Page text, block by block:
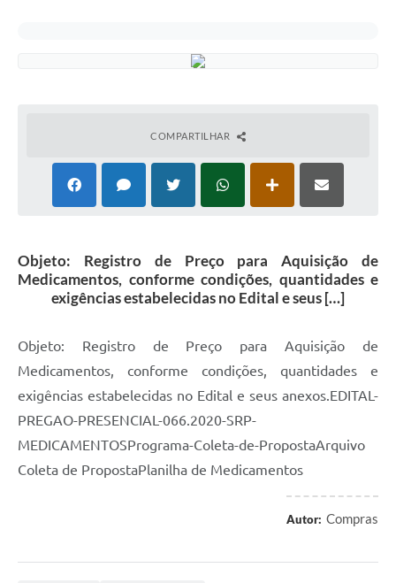
COMPARTILHAR
Objeto: Registro de Preço para Aquisição de
Medicamentos, conforme condições, quantidades e
exigências estabelecidas no Edital e seus […]
Objeto: Registro de Preço para Aquisição de
Medicamentos, conforme condições, quantidades e
exigências estabelecidas no Edital e seus anexos.EDITAL-
PREGAO-PRESENCIAL-066.2020-SRP-
MEDICAMENTOSPrograma-Coleta-de-PropostaArquivo
Coleta de PropostaPlanilha de Medicamentos
Autor: Compras